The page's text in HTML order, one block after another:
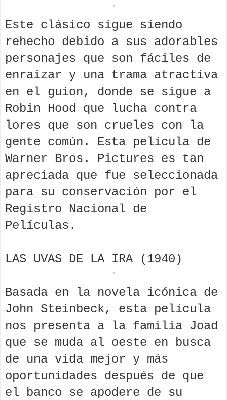
Este clásico sigue siendo
rehecho debido a sus adorables
personajes que son fáciles de
enraizar y una trama atractiva
en el guion, donde se sigue a
Robin Hood que lucha contra
lores que son crueles con la
gente común. Esta película de
Warner Bros. Pictures es tan
apreciada que fue seleccionada
para su conservación por el
Registro Nacional de
Películas.
LAS UVAS DE LA IRA (1940)
Basada en la novela icónica de
John Steinbeck, esta película
nos presenta a la familia Joad
que se muda al oeste en busca
de una vida mejor y más
oportunidades después de que
el banco se apodere de su